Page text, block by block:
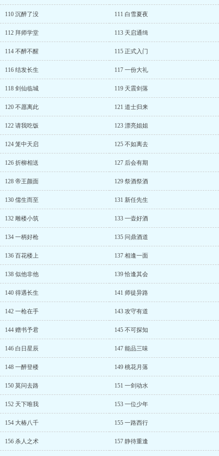
110 沉醉了没 111 白雪夏夜
112 拜师学堂 113 天启通缉
114 不醉不醒 115 正式入门
116 结发长生 117 一份大礼
118 剑仙临城 119 天震剑落
120 不愿离此 121 道士归来
122 请我吃饭 123 漂亮姐姐
124 笼中天启 125 不如离去
126 折柳相送 127 后会有期
128 帝王颜面 129 祭酒祭酒
130 儒生而至 131 新任先生
132 雕楼小筑 133 一壶好酒
134 一柄好枪 135 问鼎酒道
136 百花楼上 137 相逢一面
138 似他非他 139 恰逢其会
140 得遇长生 141 师徒异路
142 一枪在手 143 攻守有道
144 赠书予君 145 不可探知
146 白日星辰 147 能品三味
148 一醉登楼 149 桃花月落
150 莫问去路 151 一剑动水
152 天下唯我 153 一位少年
154 大椿八千 155 一路西行
156 杀人之术 157 静待重逢